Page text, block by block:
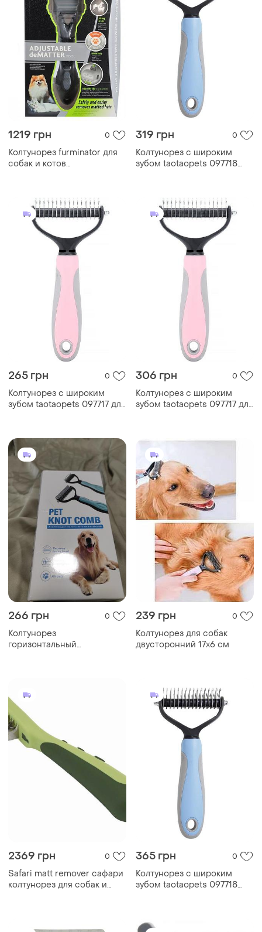
1219 грн 0
Колтунорез furminator для
собак и котов
319 грн 0
Колтунорез с широким
зубом taotaopets 097718
265 грн 0
Колтунорез с широким
зубом taotaopets 097717 для
306 грн 0
Колтунорез с широким
зубом taotaopets 097717 для
266 грн 0
Колтунорез
горизонтальный
239 грн 0
Колтунорез для собак
двусторонний 17х6 см
2369 грн 0
Safari matt remover сафари
колтунорез для собак и
365 грн 0
Колтунорез с широким
зубом taotaopets 097718